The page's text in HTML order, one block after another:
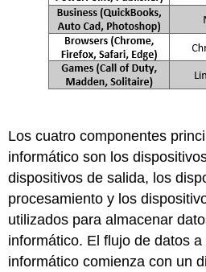
Los cuatro componentes
informático son los
dispositivos de salida, los
procesamiento y los
utilizados para almacenar
informático. El flujo de datos
informático comienza con un